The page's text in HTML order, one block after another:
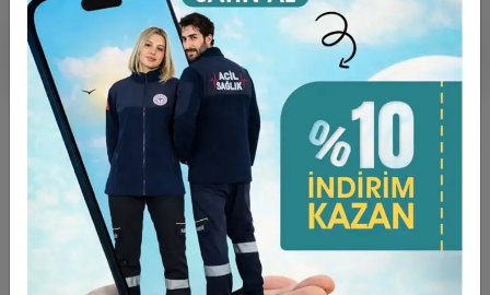
Ürün Açıklaması Garanti ve Teslimat
Taksit Seçenekleri Yorumlar
Bianada olarak sizlere her daim kaliteli ve kullanışlı ürünler
sunmaya devam ediyoruz. Satışta olan Yağmurluk Unisex Mrc
881 - Haki ürünü de bu kriterler dikkate alınarak hazırlanmış